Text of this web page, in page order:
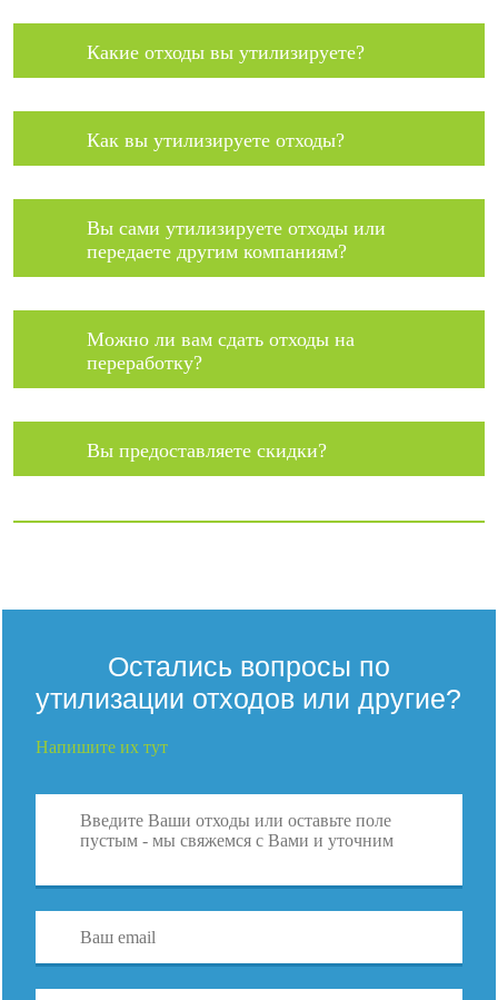
Какие отходы вы утилизируете?
Как вы утилизируете отходы?
Вы сами утилизируете отходы или
передаете другим компаниям?
Можно ли вам сдать отходы на
переработку?
Вы предоставляете скидки?
Остались вопросы по
утилизации отходов или другие?
Напишите их тут